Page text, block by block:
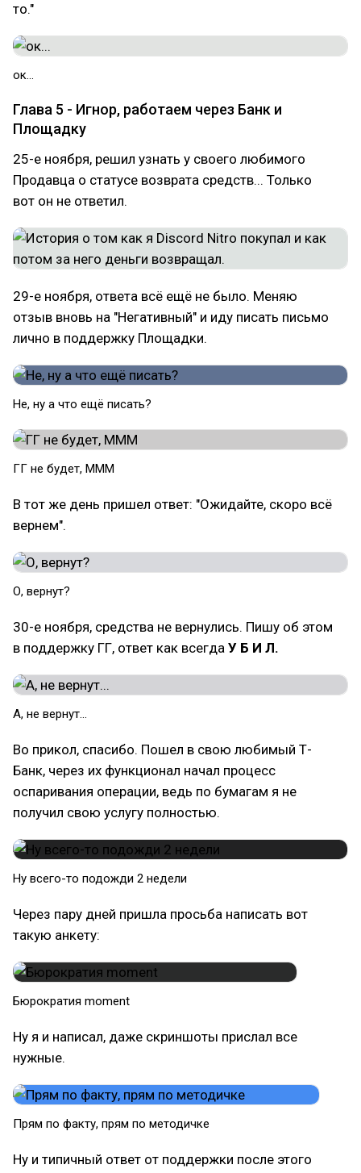
то."
ок...
Глава 5 - Игнор, работаем через Банк и
Площадку
25-е ноября, решил узнать у своего любимого
Продавца о статусе возврата средств... Только
вот он не ответил.
29-е ноября, ответа всё ещё не было. Меняю
отзыв вновь на "Негативный" и иду писать письмо
лично в поддержку Площадки.
Не, ну а что ещё писать?
ГГ не будет, МММ
В тот же день пришел ответ: "Ожидайте, скоро всё
вернем".
О, вернут?
30-е ноября, средства не вернулись. Пишу об этом
в поддержку ГГ, ответ как всегда У Б И Л.
А, не вернут...
Во прикол, спасибо. Пошел в свою любимый Т-
Банк, через их функционал начал процесс
оспаривания операции, ведь по бумагам я не
получил свою услугу полностью.
Ну всего-то подожди 2 недели
Через пару дней пришла просьба написать вот
такую анкету:
Бюрократия moment
Ну я и написал, даже скриншоты прислал все
нужные.
Прям по факту, прям по методичке
Ну и типичный ответ от поддержки после этого